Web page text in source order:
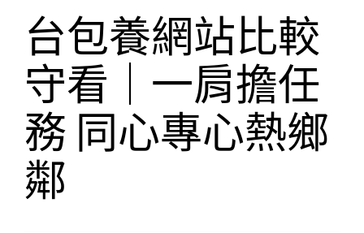
台包養網站比較
守看｜一肩擔任
務 同心專心熱鄉
鄰